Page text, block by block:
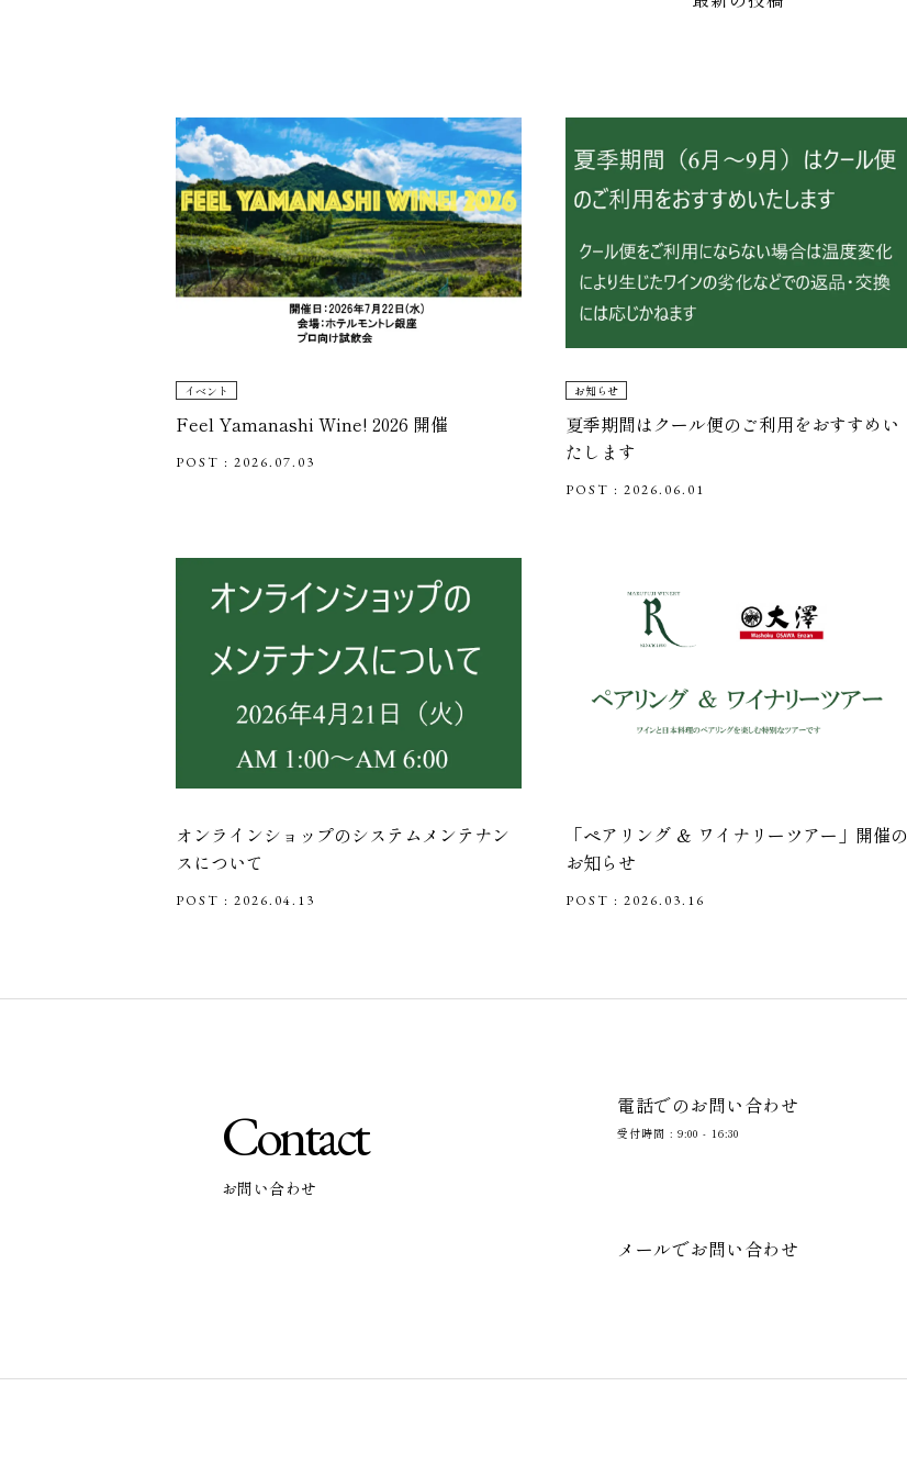
イベント
Feel Yamanashi Wine! 2026 開催
POST : 2026.07.03
お知らせ
夏季期間はクール便のご利用をおすすめい
たします
POST : 2026.06.01
オンラインショップのシステムメンテナン
スについて
POST : 2026.04.13
「ペアリング ＆ ワイナリーツアー」開催の
お知らせ
POST : 2026.03.16
Contact
お問い合わせ
電話でのお問い合わせ
受付時間 : 9:00 - 16:30
メールでお問い合わせ